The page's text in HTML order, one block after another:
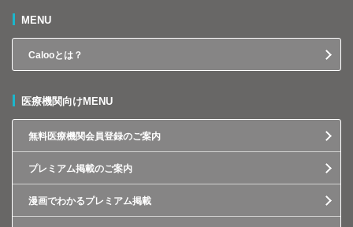
MENU
Calooとは？
医療機関向けMENU
無料医療機関会員登録のご案内
プレミアム掲載のご案内
漫画でわかるプレミアム掲載